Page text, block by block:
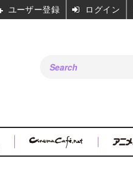
ユーザー登録 ログイン